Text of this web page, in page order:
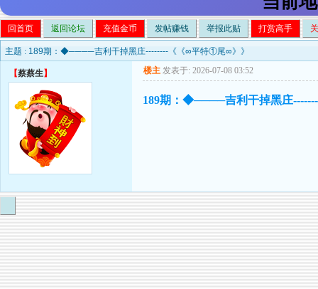
回首页 返回论坛 充值金币 发帖赚钱 举报此贴 打赏高手
主题 : 189期：◆────吉利干掉黑庄--------《《∞平特①尾∞》》
【蔡蔡生】 楼主 发表于: 2026-07-08 03:52
189期：◆────吉利干掉黑庄